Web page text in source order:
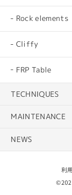
Rock elements
Cliffy
FRP Table
TECHNIQUES
MAINTENANCE
NEWS
利